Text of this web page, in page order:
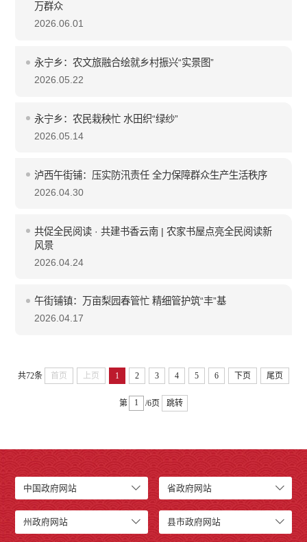
万群众
2026.06.01
永宁乡：农文旅融合绘就乡村振兴“实景图”
2026.05.22
永宁乡：农民栽秧忙 水田织“绿纱”
2026.05.14
泸西午街铺：压实防汛责任 全力保障群众生产生活秩序
2026.04.30
共促全民阅读 · 共建书香云南 | 农家书屋点亮全民阅读新
风景
2026.04.24
午街铺镇：万亩梨园春管忙 精细管护筑“丰”基
2026.04.17
共72条 首页 上页 1 2 3 4 5 6 下页 尾页
第 /6页 跳转
中国政府网站 省政府网站
州政府网站 县市政府网站